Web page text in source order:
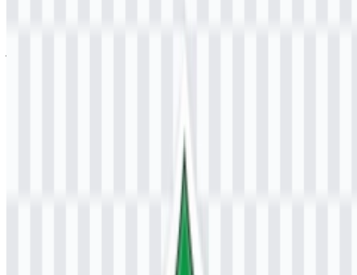
Tentang Universitas Jenderal Achmad
Universitas Jenderal Achmad Yani (UNJANI) adalah perguruan
tinggi swasta di Cimahi, Jawa Barat, Indonesia. Perguruan tinggi ini
didirikan pada tahun 1990 oleh Yayasan Kartika Eka Paksi yang
berada di bawah TNI Angkatan Darat. Universitas ini menawarkan
program diploma, sarjana, profesi, magister, doktor, dan spesialis di